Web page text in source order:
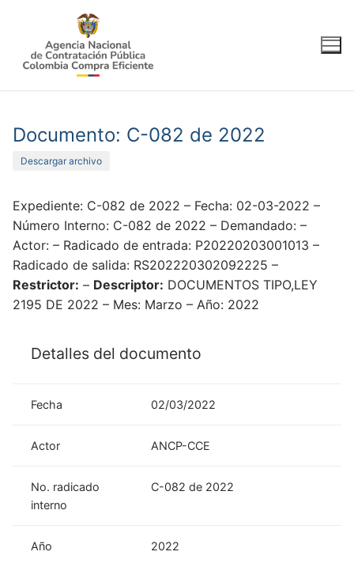
contenido
Documento: C-082 de 2022
Descargar archivo
Expediente: C-082 de 2022 – Fecha: 02-03-2022 –
Número Interno: C-082 de 2022 – Demandado: –
Actor: – Radicado de entrada: P20220203001013 –
Radicado de salida: RS202220302092225 –
Restrictor: – Descriptor: DOCUMENTOS TIPO,LEY
2195 DE 2022 – Mes: Marzo – Año: 2022
Detalles del documento
Fecha 02/03/2022
Actor ANCP-CCE
No. radicado
interno
C-082 de 2022
Año 2022